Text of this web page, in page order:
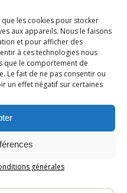
les cookies pour stocker
aux appareils. Nous le faisons
et pour afficher des
à ces technologies nous
que le comportement de
Le fait de ne pas consentir ou
un effet négatif sur certaines
générales
et mes recettes healthy.
me fait vibrer au quotidien
7 ans
DE BLOGGING
3 ans
Pinterest